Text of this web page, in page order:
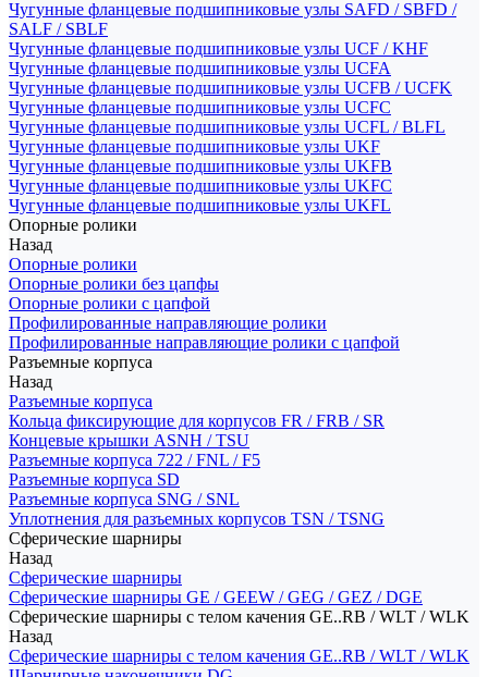
Чугунные фланцевые подшипниковые узлы SAFD / SBFD /
SALF / SBLF
Чугунные фланцевые подшипниковые узлы UCF / KHF
Чугунные фланцевые подшипниковые узлы UCFA
Чугунные фланцевые подшипниковые узлы UCFB / UCFK
Чугунные фланцевые подшипниковые узлы UCFC
Чугунные фланцевые подшипниковые узлы UCFL / BLFL
Чугунные фланцевые подшипниковые узлы UKF
Чугунные фланцевые подшипниковые узлы UKFB
Чугунные фланцевые подшипниковые узлы UKFC
Чугунные фланцевые подшипниковые узлы UKFL
Опорные ролики
Назад
Опорные ролики
Опорные ролики без цапфы
Опорные ролики с цапфой
Профилированные направляющие ролики
Профилированные направляющие ролики с цапфой
Разъемные корпуса
Назад
Разъемные корпуса
Кольца фиксирующие для корпусов FR / FRB / SR
Концевые крышки ASNH / TSU
Разъемные корпуса 722 / FNL / F5
Разъемные корпуса SD
Разъемные корпуса SNG / SNL
Уплотнения для разъемных корпусов TSN / TSNG
Сферические шарниры
Назад
Сферические шарниры
Сферические шарниры GE / GEEW / GEG / GEZ / DGE
Сферические шарниры с телом качения GE..RB / WLT / WLK
Назад
Сферические шарниры с телом качения GE..RB / WLT / WLK